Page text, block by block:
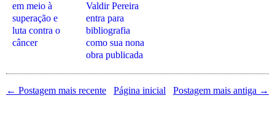
em meio à
superação e
luta contra o
câncer
Valdir Pereira
entra para
bibliografia
como sua nona
obra publicada
← Postagem mais recente Postagem mais antiga →
Página inicial